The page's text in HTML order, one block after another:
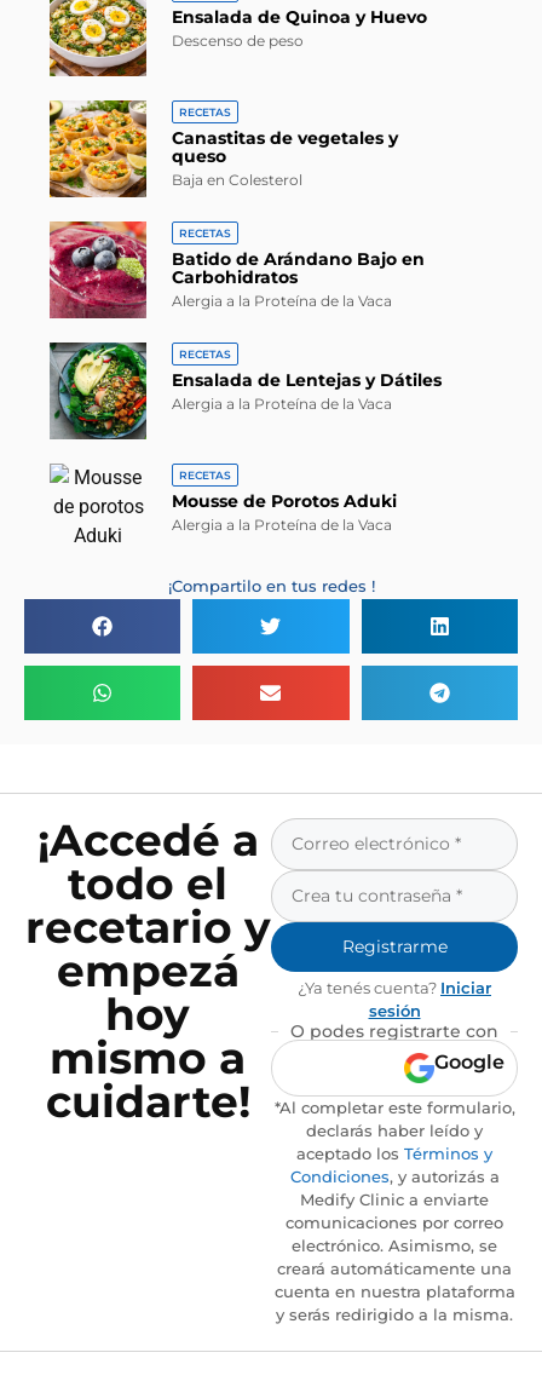
Ensalada de Quinoa y Huevo
Descenso de peso
RECETAS
Canastitas de vegetales y
queso
Baja en Colesterol
RECETAS
Batido de Arándano Bajo en
Carbohidratos
Alergia a la Proteína de la Vaca
RECETAS
Ensalada de Lentejas y Dátiles
Alergia a la Proteína de la Vaca
RECETAS
Mousse de Porotos Aduki
Alergia a la Proteína de la Vaca
¡Compartilo en tus redes !
¡Accedé a
todo el
recetario y
empezá
hoy
mismo a
cuidarte!
Registrarme
¿Ya tenés cuenta? Iniciar
sesión
O podes registrarte con
Google
*Al completar este formulario,
declarás haber leído y
aceptado los Términos y
Condiciones, y autorizás a
Medify Clinic a enviarte
comunicaciones por correo
electrónico. Asimismo, se
creará automáticamente una
cuenta en nuestra plataforma
y serás redirigido a la misma.